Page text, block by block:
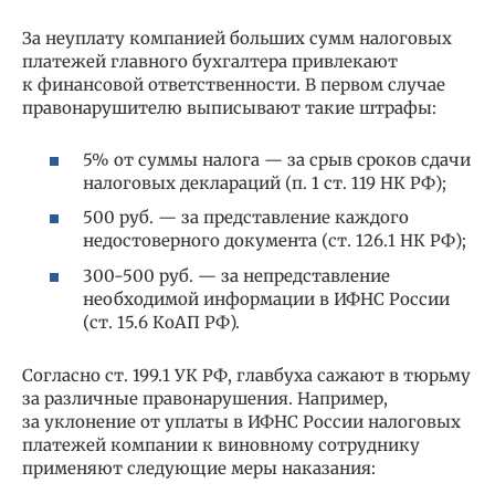
За неуплату компанией больших сумм налоговых
платежей главного бухгалтера привлекают
к финансовой ответственности. В первом случае
правонарушителю выписывают такие штрафы:
5% от суммы налога — за срыв сроков сдачи
налоговых деклараций (п. 1 ст. 119 НК РФ);
500 руб. — за представление каждого
недостоверного документа (ст. 126.1 НК РФ);
300-500 руб. — за непредставление
необходимой информации в ИФНС России
(ст. 15.6 КоАП РФ).
Согласно ст. 199.1 УК РФ, главбуха сажают в тюрьму
за различные правонарушения. Например,
за уклонение от уплаты в ИФНС России налоговых
платежей компании к виновному сотруднику
применяют следующие меры наказания: